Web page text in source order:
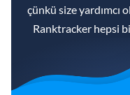
çünkü size yardımcı
Ranktracker hepsi